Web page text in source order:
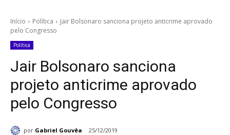
Início Política
Jair Bolsonaro sanciona projeto anticrime aprovado
pelo Congresso
Política
Jair Bolsonaro sanciona
projeto anticrime aprovado
pelo Congresso
por Gabriel Gouvêa 25/12/2019